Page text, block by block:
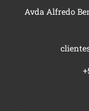
Avda Alfredo